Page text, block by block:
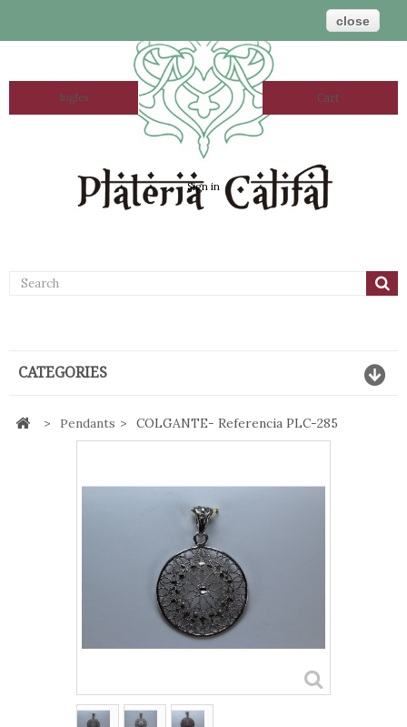
Ingles
Sign in
Cart
CATEGORIES
> Pendants > COLGANTE- Referencia PLC-285
close